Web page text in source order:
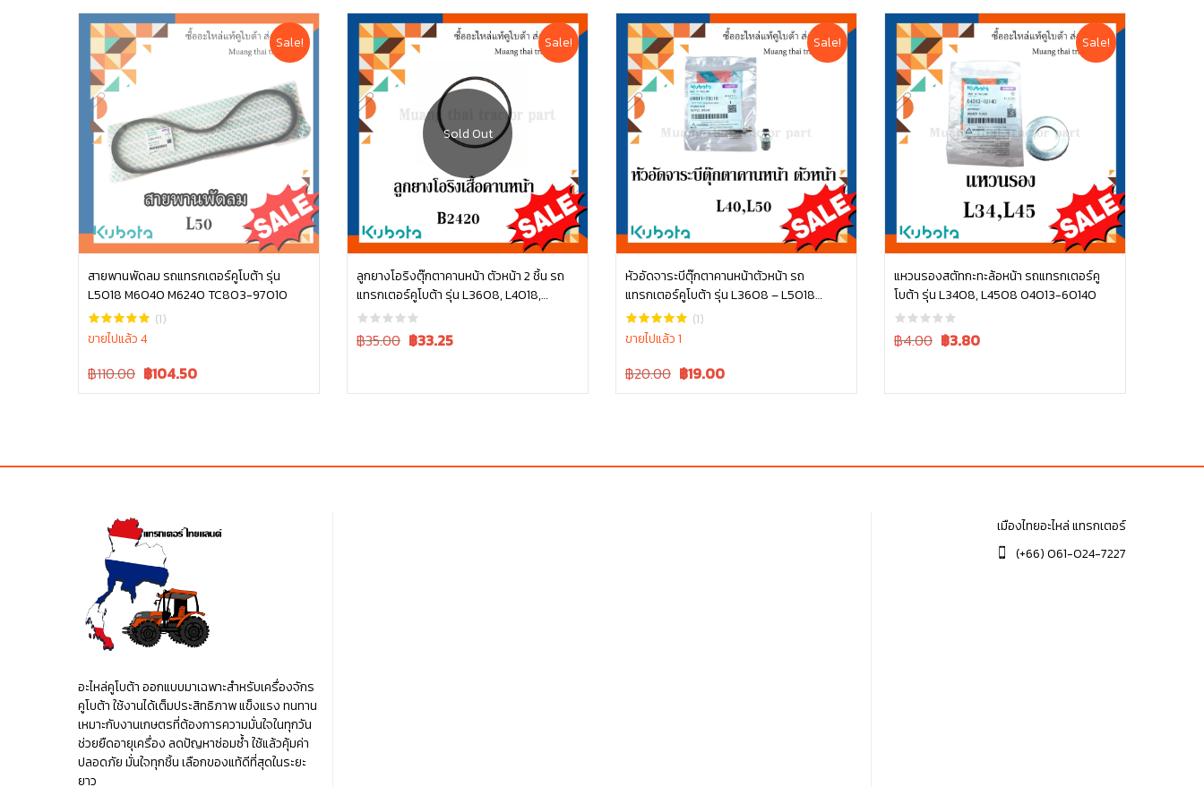
Sale!
สายพานพัดลม รถแทรกเตอร์คูโบต้า รุ่น
L5018 M6040 M6240 TC803-97010
(1)
ขายไปแล้ว 4
Original
฿110.00 Current
฿104.50
หยิบใส่ตะกร้า
Sale!
ลูกยางโอริงตุ๊กตาคานหน้า ตัวหน้า 2 ชิ้น รถ
แทรกเตอร์คูโบต้า รุ่น L3608, L4018,
L4708, L5018 tc402-13680 = 2
Original
฿35.00 Current
฿33.25
อ่านเพิ่ม
Sale!
หัวอัดจาระบีตุ๊กตาคานหน้าตัวหน้า รถ
แทรกเตอร์คูโบต้า รุ่น L3608 – L5018
06611-15010(1)
ขายไปแล้ว 1
Original
฿20.00 Current
฿19.00
หยิบใส่ตะกร้า
Sale!
แหวนรองสตัทกะทะล้อหน้า รถแทรกเตอร์คู
โบต้า รุ่น L3408, L4508 04013-60140
Original
฿4.00 Current
฿3.80
หยิบใส่ตะกร้า
อะไหล่คูโบต้า ออกแบบมาเฉพาะสำหรับเครื่องจักร
คูโบต้า ใช้งานได้เต็มประสิทธิภาพ แข็งแรง ทนทาน
เหมาะกับงานเกษตรที่ต้องการความมั่นใจในทุกวัน
ช่วยยืดอายุเครื่อง ลดปัญหาซ่อมซ้ำ ใช้แล้วคุ้มค่า
ปลอดภัย มั่นใจทุกชิ้น เลือกของแท้ดีที่สุดในระยะ
ยาว
เมืองไทยอะไหล่ แทรกเตอร์
(+66) 061-024-7227